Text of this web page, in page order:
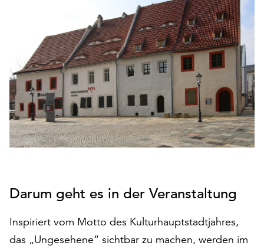
notwendig
sind
(funktionale
Cookies),
sowie
solche,
die
anonymen
Statistikzwecken
werden.
Darum geht es in der Veranstaltung
Inspiriert vom Motto des Kulturhauptstadtjahres,
das „Ungesehene“ sichtbar zu machen, werden im